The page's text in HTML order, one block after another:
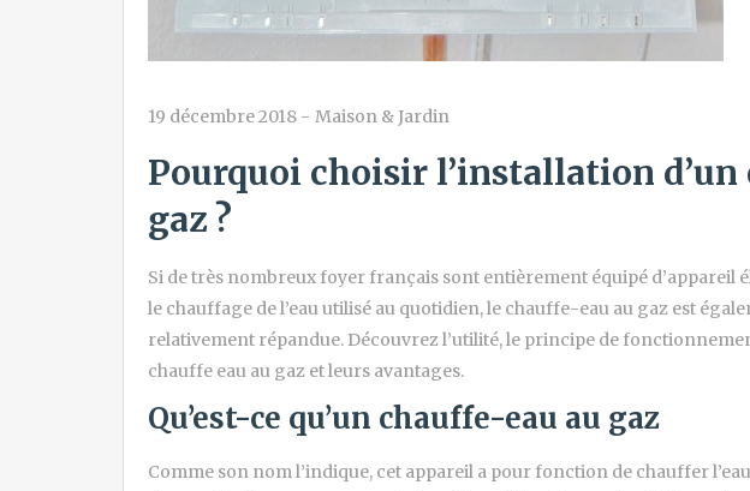
19 décembre 2018 - Maison & Jardin
Pourquoi choisir l’installation d’un
gaz ?
Si de très nombreux foyer français sont entièrement équipé d’appareil
le chauffage de l’eau utilisé au quotidien, le chauffe-eau au gaz est
relativement répandue. Découvrez l’utilité, le principe de
chauffe eau au gaz et leurs avantages.
Qu’est-ce qu’un chauffe-eau au gaz
Comme son nom l’indique, cet appareil a pour fonction de chauffer